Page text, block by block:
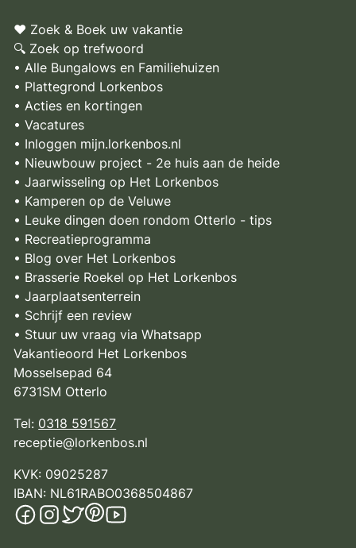
♥ Zoek & Boek uw vakantie
🔍 Zoek op trefwoord
• Alle Bungalows en Familiehuizen
• Plattegrond Lorkenbos
• Acties en kortingen
• Vacatures
• Inloggen mijn.lorkenbos.nl
• Nieuwbouw project - 2e huis aan de heide
• Jaarwisseling op Het Lorkenbos
• Kamperen op de Veluwe
• Leuke dingen doen rondom Otterlo - tips
• Recreatieprogramma
• Blog over Het Lorkenbos
• Brasserie Roekel op Het Lorkenbos
• Jaarplaatsenterrein
• Schrijf een review
• Stuur uw vraag via Whatsapp
Vakantieoord Het Lorkenbos
Mosselsepad 64
6731SM Otterlo
Tel: 0318 591567
receptie@lorkenbos.nl
KVK: 09025287
IBAN: NL61RABO0368504867